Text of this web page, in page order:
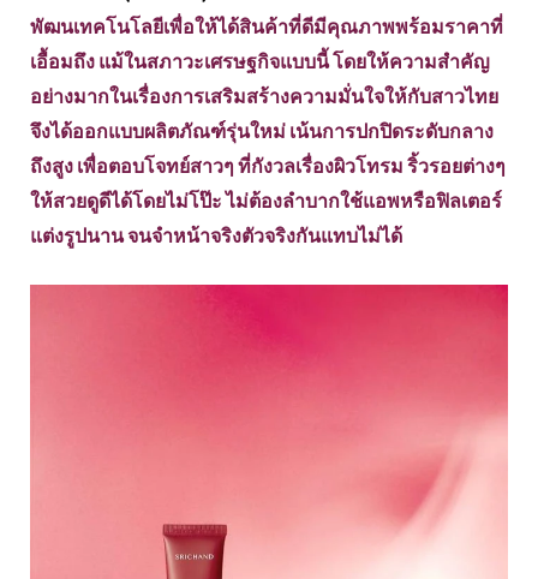
พัฒนเทคโนโลยีเพื่อให้ได้สินค้าที่ดีมีคุณภาพพร้อมราคาที่
เอื้อมถึง แม้ในสภาวะเศรษฐกิจแบบนี้ โดยให้ความสำคัญ
อย่างมากในเรื่องการเสริมสร้างความมั่นใจให้กับสาวไทย
จึงได้ออกแบบผลิตภัณฑ์รุ่นใหม่ เน้นการปกปิดระดับกลาง
ถึงสูง เพื่อตอบโจทย์สาวๆ ที่กังวลเรื่องผิวโทรม ริ้วรอยต่างๆ
ให้สวยดูดีได้โดยไม่โป๊ะ ไม่ต้องลำบากใช้แอพหรือฟิลเตอร์
แต่งรูปนาน จนจำหน้าจริงตัวจริงกันแทบไม่ได้